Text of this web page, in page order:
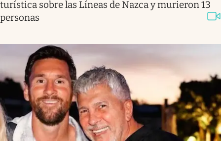
turística sobre las Líneas de Nazca y murieron 13
personas